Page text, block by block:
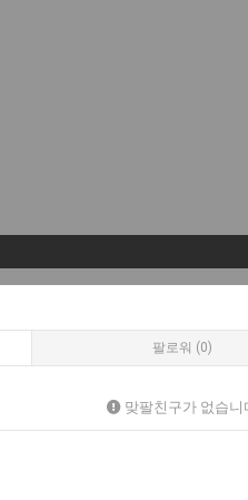
팔로워 (0)
맞팔친구가 없습니